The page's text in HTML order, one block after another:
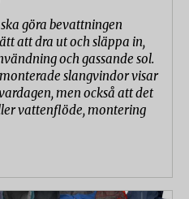
- tallrikar i porslin),
-tallrikar i porslin)
typer intorkade
- tallrikar i porslin).
eller mjukt.
sin hemort. Laboratoriet
i mjukt vatten
göra bevattningen
att dra ut och släppa in,
och gassande sol.
slangvindor visar
men också att det
vattenflöde, montering